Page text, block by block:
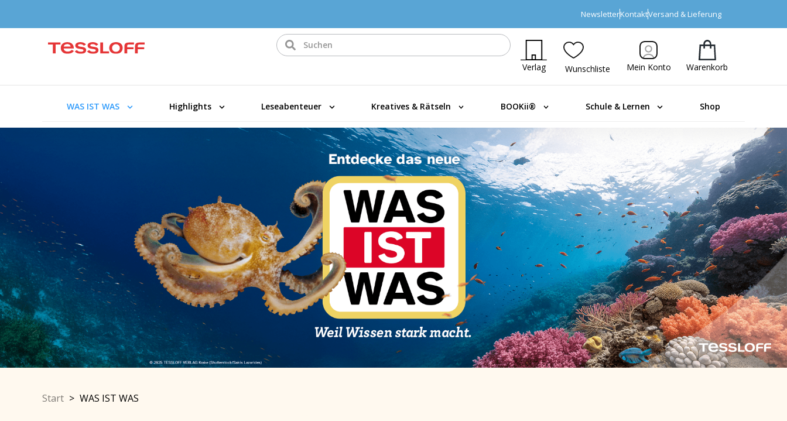
NewsletterKontaktVersand & Lieferung
Verlag Wunschliste Mein Konto Warenkorb
WAS IST WAS Highlights Leseabenteuer Kreatives & Rätseln BOOKii® Schule & Lernen Shop
Start > WAS IST WAS